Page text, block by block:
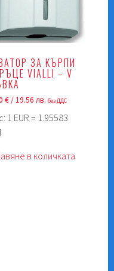
ЗА КЪРПИ
VIALLI – V
€/ 19.56 лв.без ДДС
1 EUR = 1.95583
в количката